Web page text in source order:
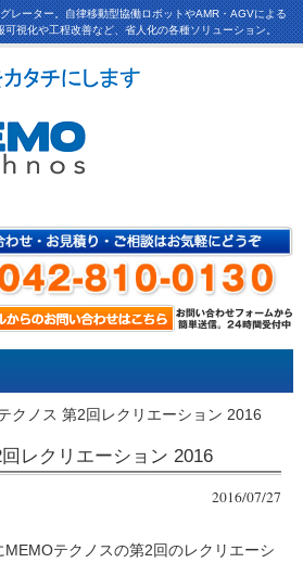
レーター。自律移動型協働ロボットやAMR・AGVによる
視化や工程改善など、省人化の各種ソリューション。
クノス 第2回レクリエーション 2016
レクリエーション 2016
2016/07/27
テクノスの第2回のレクリエーシ